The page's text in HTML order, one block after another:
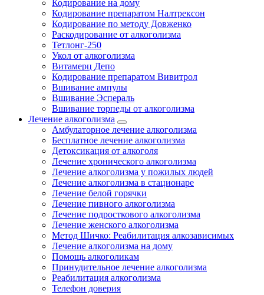
Кодирование на дому
Кодирование препаратом Налтрексон
Кодирование по методу Довженко
Раскодирование от алкоголизма
Тетлонг-250
Укол от алкоголизма
Витамерц Депо
Кодирование препаратом Вивитрол
Вшивание ампулы
Вшивание Эспераль
Вшивание торпеды от алкоголизма
Лечение алкоголизма
Амбулаторное лечение алкоголизма
Бесплатное лечение алкоголизма
Детоксикация от алкоголя
Лечение хронического алкоголизма
Лечение алкоголизма у пожилых людей
Лечение алкоголизма в стационаре
Лечение белой горячки
Лечение пивного алкоголизма
Лечение подросткового алкоголизма
Лечение женского алкоголизма
Метод Шичко: Реабилитация алкозависимых
Лечение алкоголизма на дому
Помощь алкоголикам
Принудительное лечение алкоголизма
Реабилитация алкоголизма
Телефон доверия